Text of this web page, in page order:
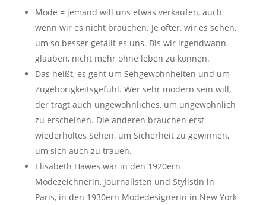
Mode = jemand will uns etwas verkaufen, auch
wenn wir es nicht brauchen. Je öfter, wir es sehen,
um so besser gefällt es uns. Bis wir irgendwann
glauben, nicht mehr ohne leben zu können.
Das heißt, es geht um Sehgewohnheiten und um
Zugehörigkeitsgefühl. Wer sehr modern sein will,
der trägt auch ungewöhnliches, um ungewöhnlich
zu erscheinen. Die anderen brauchen erst
wiederholtes Sehen, um Sicherheit zu gewinnen,
um sich auch zu trauen.
Elisabeth Hawes war in den 1920ern
Modezeichnerin, Journalisten und Stylistin in
Paris, in den 1930ern Modedesignerin in New York